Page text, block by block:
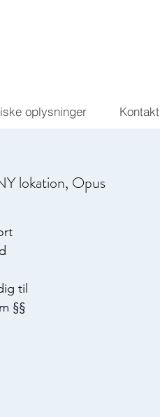
oplysninger Kontakt
lokation, Opus
til
§§